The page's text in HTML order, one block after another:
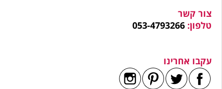
צור קשר
טלפון: 053-4793266
עקבו אחרינו